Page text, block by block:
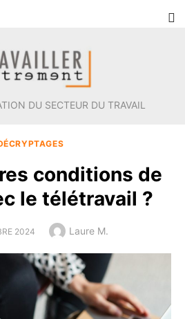
DU SECTEUR DU TRAVAIL
conditions de
le télétravail ?
2024 Author
Laure M.